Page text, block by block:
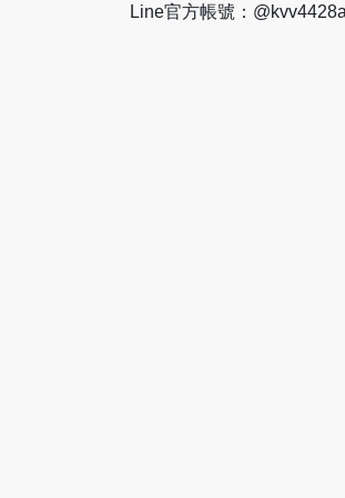
Line官方帳號：